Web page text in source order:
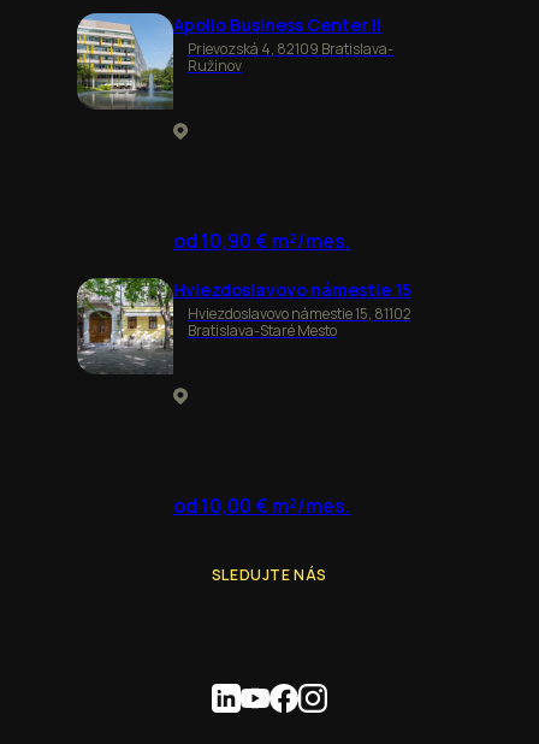
Apollo Business Center II
Prievozská 4, 82109 Bratislava-
Ružinov
od 10,90 € m²/mes.
Hviezdoslavovo námestie 15
Hviezdoslavovo námestie 15, 81102
Bratislava-Staré Mesto
od 10,00 € m²/mes.
SLEDUJTE NÁS